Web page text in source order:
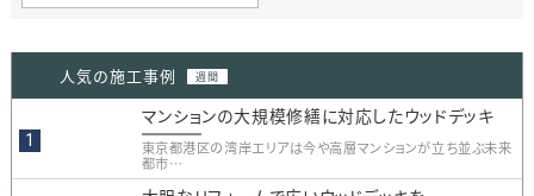
人気の施工事例 週間
マンションの大規模修繕に対応したウッドデッキ
東京都港区の湾岸エリアは今や高層マンションが立ち並ぶ未来
都市…